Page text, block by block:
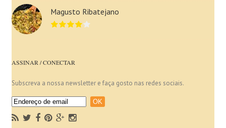
Magusto Ribatejano
ASSINAR / CONECTAR
Subscreva a nossa newsletter e faça gosto nas redes sociais.